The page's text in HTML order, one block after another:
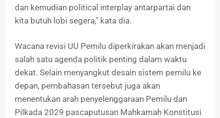
dan kemudian political interplay antarpartai dan
kita butuh lobi segera," kata dia.
Wacana revisi UU Pemilu diperkirakan akan menjadi
salah satu agenda politik penting dalam waktu
dekat. Selain menyangkut desain sistem pemilu ke
depan, pembahasan tersebut juga akan
menentukan arah penyelenggaraan Pemilu dan
Pilkada 2029 pascaputusan Mahkamah Konstitusi